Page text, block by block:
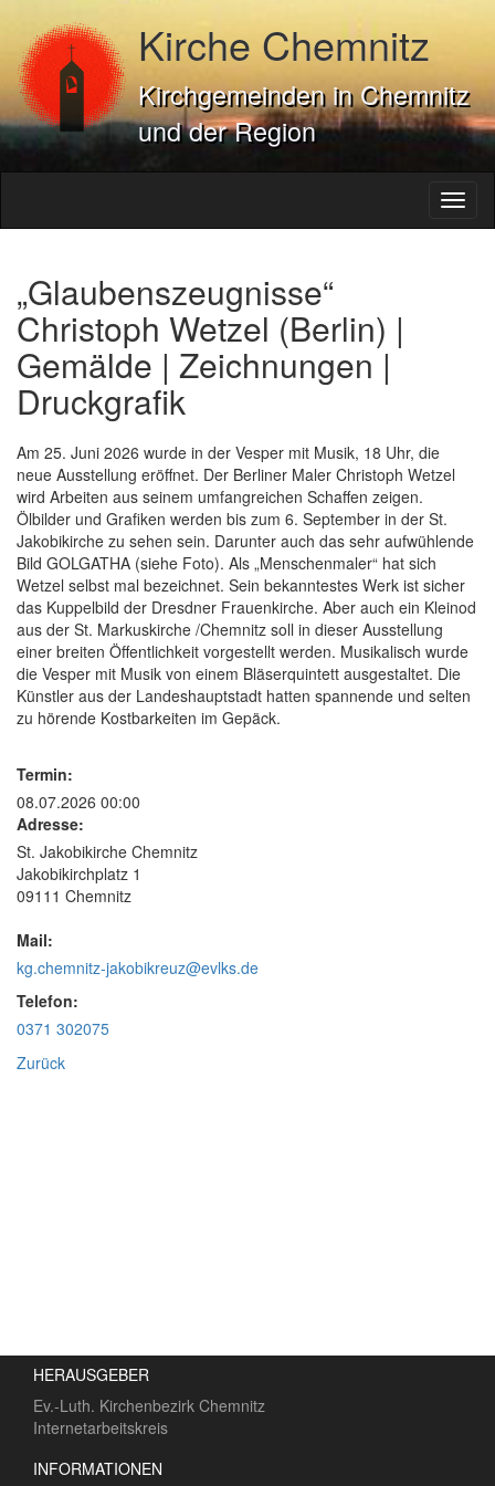
Kirche Chemnitz
Kirchgemeinden in Chemnitz
und der Region
„Glaubenszeugnisse“
Christoph Wetzel (Berlin) |
Gemälde | Zeichnungen |
Druckgrafik
Am 25. Juni 2026 wurde in der Vesper mit Musik, 18 Uhr, die
neue Ausstellung eröffnet. Der Berliner Maler Christoph Wetzel
wird Arbeiten aus seinem umfangreichen Schaffen zeigen.
Ölbilder und Grafiken werden bis zum 6. September in der St.
Jakobikirche zu sehen sein. Darunter auch das sehr aufwühlende
Bild GOLGATHA (siehe Foto). Als „Menschenmaler“ hat sich
Wetzel selbst mal bezeichnet. Sein bekanntestes Werk ist sicher
das Kuppelbild der Dresdner Frauenkirche. Aber auch ein Kleinod
aus der St. Markuskirche /Chemnitz soll in dieser Ausstellung
einer breiten Öffentlichkeit vorgestellt werden. Musikalisch wurde
die Vesper mit Musik von einem Bläserquintett ausgestaltet. Die
Künstler aus der Landeshauptstadt hatten spannende und selten
zu hörende Kostbarkeiten im Gepäck.
Termin:
08.07.2026 00:00
Adresse:
St. Jakobikirche Chemnitz
Jakobikirchplatz 1
09111 Chemnitz
Mail:
kg.chemnitz-jakobikreuz@evlks.de
Telefon:
0371 302075
Zurück
HERAUSGEBER
Ev.-Luth. Kirchenbezirk Chemnitz
Internetarbeitskreis
INFORMATIONEN